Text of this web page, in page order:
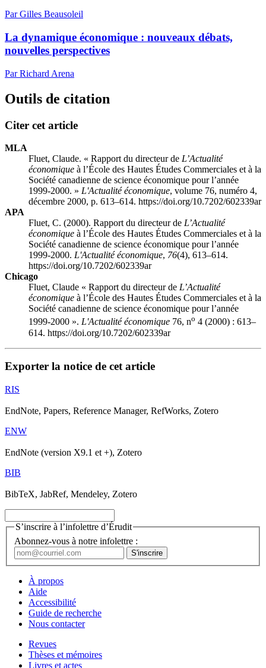
Par Gilles Beausoleil
La dynamique économique : nouveaux débats,
nouvelles perspectives
Par Richard Arena
Outils de citation
Citer cet article
MLA
Fluet, Claude. « Rapport du directeur de L’Actualité
économique à l’École des Hautes Études Commerciales et à la
Société canadienne de science économique pour l’année
1999-2000. » L'Actualité économique, volume 76, numéro 4,
décembre 2000, p. 613–614. https://doi.org/10.7202/602339ar
APA
Fluet, C. (2000). Rapport du directeur de L’Actualité
économique à l’École des Hautes Études Commerciales et à la
Société canadienne de science économique pour l’année
1999-2000. L'Actualité économique, 76(4), 613–614.
https://doi.org/10.7202/602339ar
Chicago
Fluet, Claude « Rapport du directeur de L’Actualité
économique à l’École des Hautes Études Commerciales et à la
Société canadienne de science économique pour l’année
1999-2000 ». L'Actualité économique 76, no 4 (2000) : 613–
614. https://doi.org/10.7202/602339ar
Exporter la notice de cet article
RIS
EndNote, Papers, Reference Manager, RefWorks, Zotero
ENW
EndNote (version X9.1 et +), Zotero
BIB
BibTeX, JabRef, Mendeley, Zotero
S’inscrire à l’infolettre d’Érudit
Abonnez-vous à notre infolettre :
À propos
Aide
Accessibilité
Guide de recherche
Nous contacter
Revues
Thèses et mémoires
Livres et actes